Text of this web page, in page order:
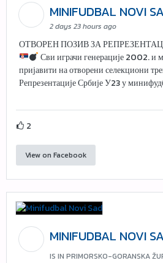
MINIFUDBAL NOVI
2 days 23 hours ago
ОТВОРЕН ПОЗИВ ЗА
Сви играчи генерације 2002. и
пријавити на отворени селекциони
Репрезентације Србије У23 у
2
View on Facebook
MINIFUDBAL NOVI
IS IN PRIMORSKO-GORANSKA